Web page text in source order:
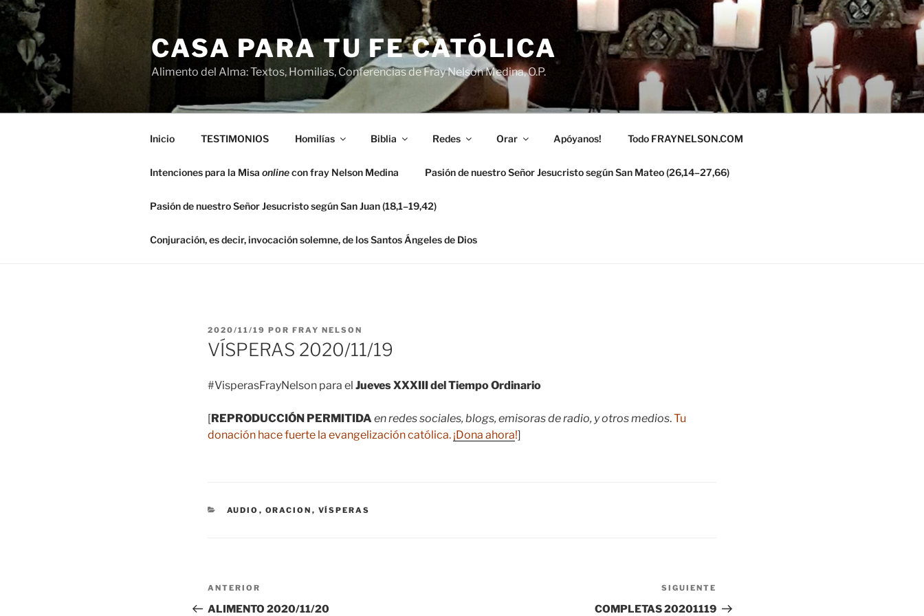
Saltar
contenido
CASA PARA TU FE CATÓLICA
Alimento del Alma: Textos, Homilias, Conferencias de Fray Nelson Medina, O.P.
Inicio TESTIMONIOS Homilías Biblia Redes Orar Apóyanos! Todo FRAYNELSON.COM
Intenciones para la Misa onlinecon fray Nelson Medina Pasión de nuestro Señor Jesucristo según San Mateo (26,14–27,66)
Pasión de nuestro Señor Jesucristo según San Juan (18,1–19,42)
Conjuración, es decir, invocación solemne, de los Santos Ángeles de Dios
PUBLICADO
EL
2020/11/19 POR FRAY NELSON
VÍSPERAS 2020/11/19
#VisperasFrayNelson para el Jueves XXXIII del Tiempo Ordinario
[REPRODUCCIÓN PERMITIDA en redes sociales, blogs, emisoras de radio, y otros medios.Tu
donación hace fuerte la evangelización católica. ¡Dona ahora!]
CATEGORÍAS
AUDIO , ORACION , VÍSPERAS
Navegación
de
Entrada
anterior:
ANTERIOR
ALIMENTO 2020/11/20
entrada
SIGUIENTE
COMPLETAS 20201119